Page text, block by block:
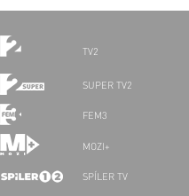
TV2
SUPER TV2
FEM3
MOZI+
SPÍLER TV